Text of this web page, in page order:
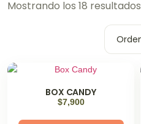
Mostrando los 18 resultados
BOX CANDY
$7,900